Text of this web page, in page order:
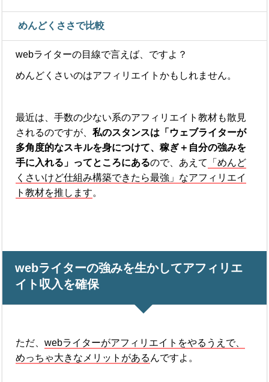
めんどくささで比較
webライターの目線で言えば、ですよ？
めんどくさいのはアフィリエイトかもしれません。
最近は、手数の少ない系のアフィリエイト教材も散見
されるのですが、私のスタンスは「ウェブライターが
多角度的なスキルを身につけて、稼ぎ＋自分の強みを
手に入れる」ってところにあるので、あえて
「めんど
くさいけど仕組み構築できたら最強」なアフィリエイ
ト教材を推します。
webライターの強みを生かしてアフィリエ
イト収入を確保
ただ、webライターがアフィリエイトをやるうえで、
めっちゃ大きなメリットがある んですよ。